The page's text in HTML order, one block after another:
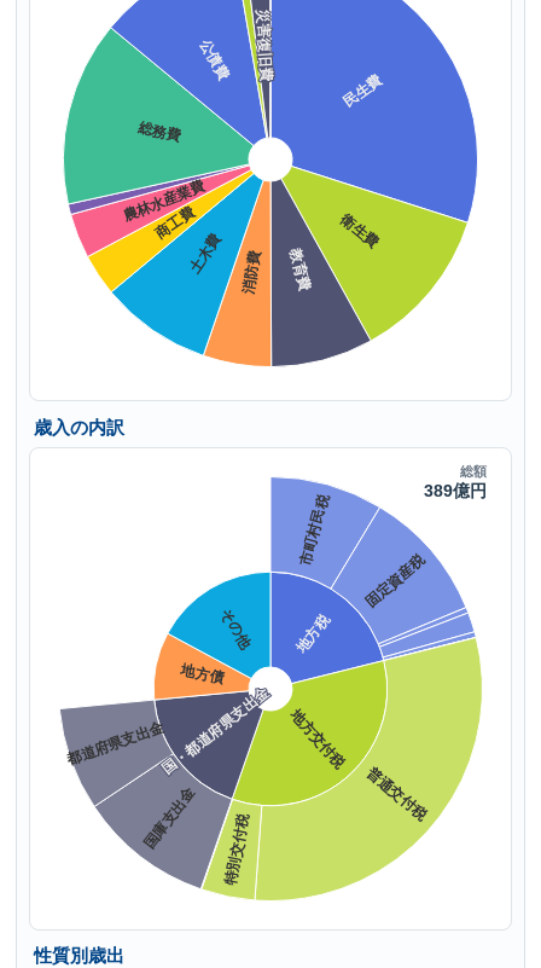
歳入の内訳
性質別歳出